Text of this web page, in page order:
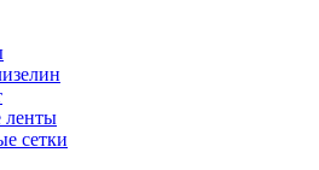
ленты
сетки